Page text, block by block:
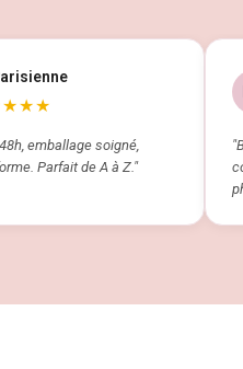
emballage soigné,
Parfait de A à Z."